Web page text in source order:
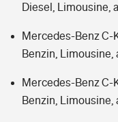
Diesel, Limousine,
Mercedes-Benz C-
Benzin, Limousine,
Mercedes-Benz C-
Benzin, Limousine,